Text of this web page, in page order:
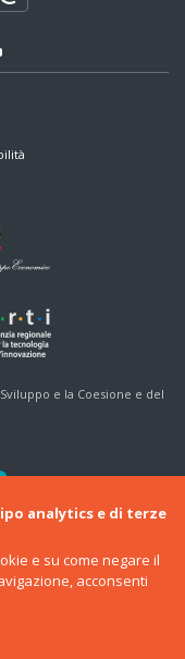
e la Coesione e del
Sociale
analytics e di terze
e su come negare il
acconsenti